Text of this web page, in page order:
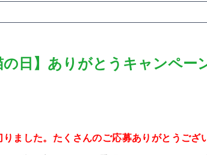
の日】ありがとうキャンペ
ました。たくさんのご応募ありがとうござ